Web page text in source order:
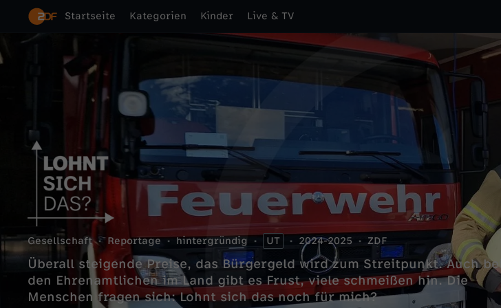
Startseite Kategorien Kinder Live & TV
Gesellschaft Reportage hintergründig UT 2024-2025 ZDF
Überall steigende Preise, das Bürgergeld wird zum Streitpunkt. Auch bei
den Ehrenamtlichen im Land gibt es Frust, viele schmeißen hin. Die
Menschen fragen sich: Lohnt sich das noch für mich?